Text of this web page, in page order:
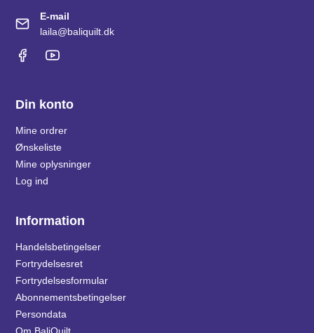
E-mail
laila@baliquilt.dk
Din konto
Mine ordrer
Ønskeliste
Mine oplysninger
Log ind
Information
Handelsbetingelser
Fortrydelsesret
Fortrydelsesformular
Abonnementsbetingelser
Persondata
Om BaliQuilt